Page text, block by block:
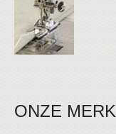
ONZE